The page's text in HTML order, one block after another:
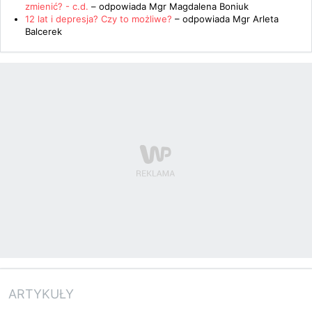
zmienić? - c.d. – odpowiada Mgr Magdalena Boniuk
12 lat i depresja? Czy to możliwe? – odpowiada Mgr Arleta
Balcerek
ARTYKUŁY